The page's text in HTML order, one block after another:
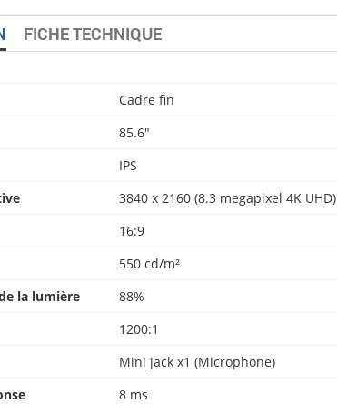
FICHE TECHNIQUE
Cadre fin
85.6″
IPS
3840 x 2160 (8.3 megapixel 4K UHD)
16:9
550 cd/m²
la lumière
88%
1200:1
Mini jack x1 (Microphone)
8 ms